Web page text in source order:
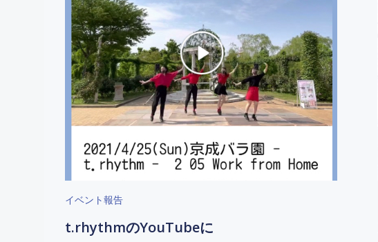
イベント報告
t.rhythmのYouTubeに